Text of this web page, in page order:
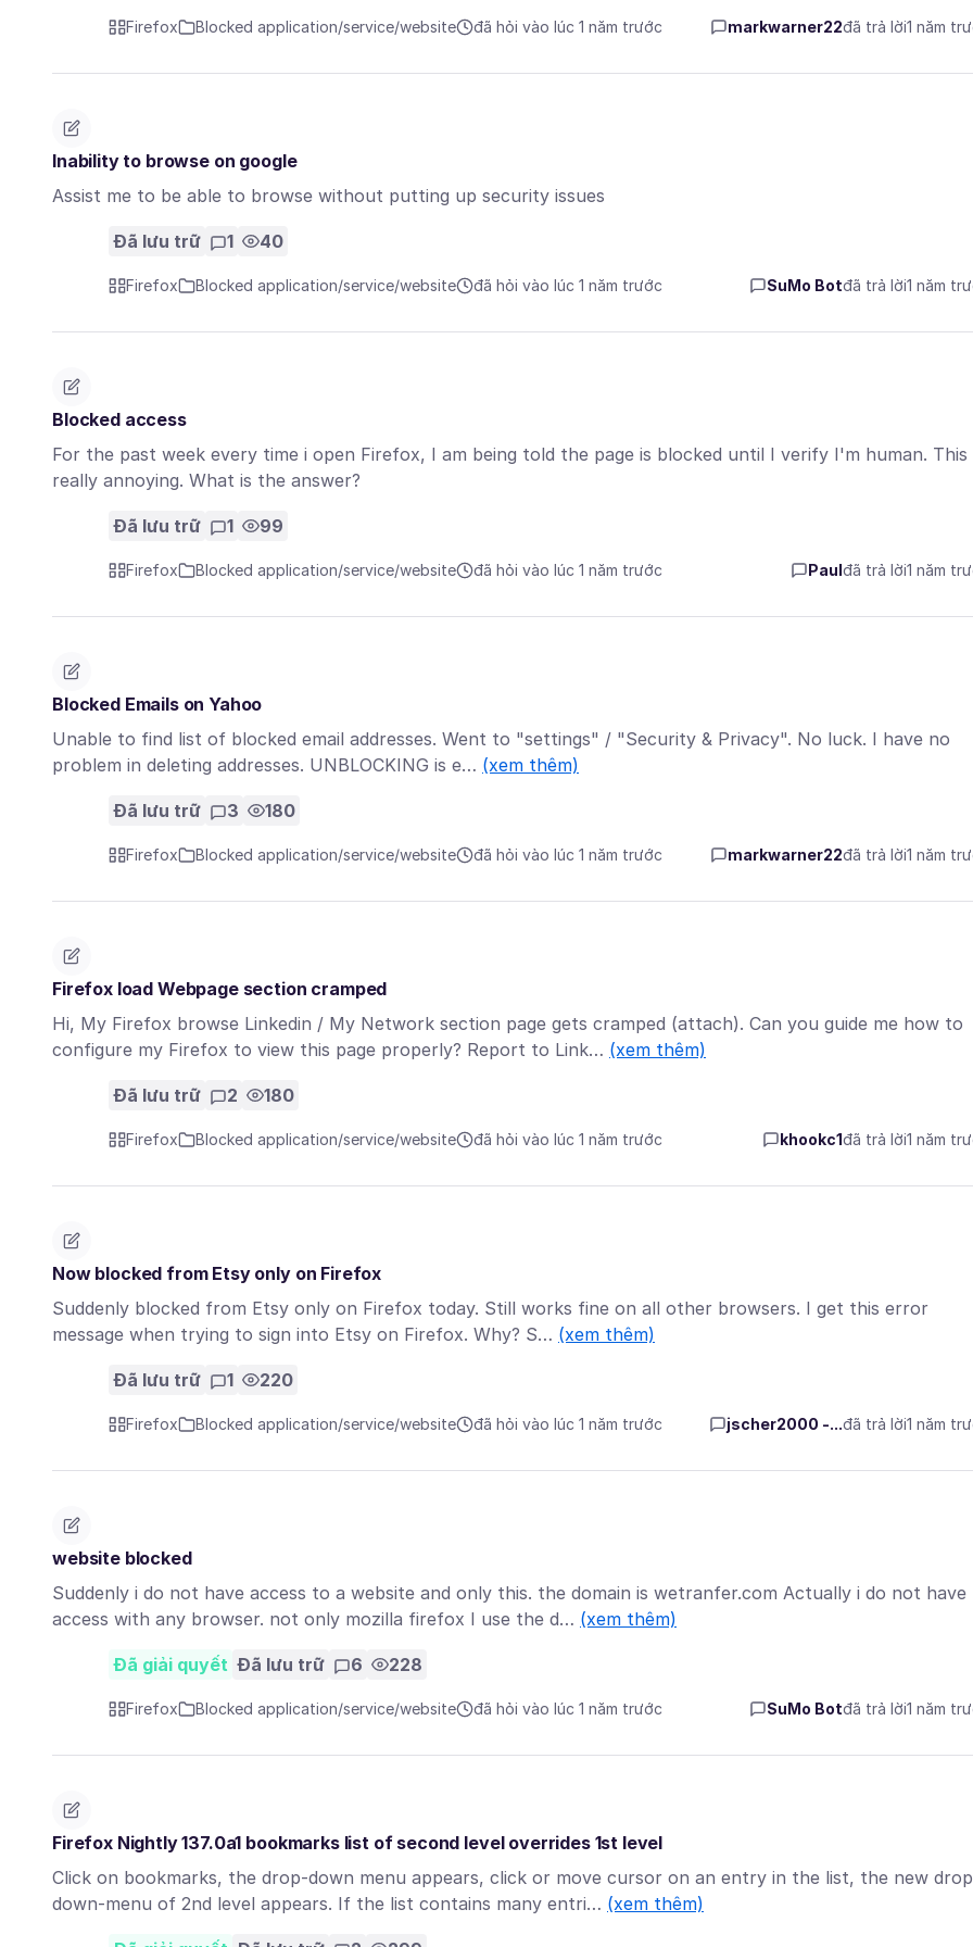
Firefox Blocked application/service/website đã hỏi vào lúc 1 năm trước markwarner22đã trả lời1 năm
Inability to browse on google
Assist me to be able to browse without putting up security issues
Đã lưu trữ 1 40
Firefox Blocked application/service/website đã hỏi vào lúc 1 năm trước SuMo Botđã trả lời1 năm
Blocked access
For the past week every time i open Firefox, I am being told the page is blocked until I verify I'm human. This
really annoying. What is the answer?
Đã lưu trữ 1 99
Firefox Blocked application/service/website đã hỏi vào lúc 1 năm trước Paulđã trả lời1 năm
Blocked Emails on Yahoo
Unable to find list of blocked email addresses. Went to "settings" / "Security & Privacy". No luck. I have no
problem in deleting addresses. UNBLOCKING is e… (xem thêm)
Đã lưu trữ 3 180
Firefox Blocked application/service/website đã hỏi vào lúc 1 năm trước markwarner22đã trả lời1 năm
Firefox load Webpage section cramped
Hi, My Firefox browse Linkedin / My Network section page gets cramped (attach). Can you guide me how to
configure my Firefox to view this page properly? Report to Link… (xem thêm)
Đã lưu trữ 2 180
Firefox Blocked application/service/website đã hỏi vào lúc 1 năm trước khookc1đã trả lời1 năm
Now blocked from Etsy only on Firefox
Suddenly blocked from Etsy only on Firefox today. Still works fine on all other browsers. I get this error
message when trying to sign into Etsy on Firefox. Why? S… (xem thêm)
Đã lưu trữ 1 220
Firefox Blocked application/service/website đã hỏi vào lúc 1 năm trước jscher2000 -...đã trả lời1 năm
website blocked
Suddenly i do not have access to a website and only this. the domain is wetranfer.com Actually i do not have
access with any browser. not only mozilla firefox I use the d… (xem thêm)
Đã giải quyết Đã lưu trữ 6 228
Firefox Blocked application/service/website đã hỏi vào lúc 1 năm trước SuMo Botđã trả lời1 năm
Firefox Nightly 137.0a1 bookmarks list of second level overrides 1st level
Click on bookmarks, the drop-down menu appears, click or move cursor on an entry in the list, the new
down-menu of 2nd level appears. If the list contains many entri… (xem thêm)